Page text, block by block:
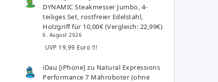
DYNAMIC Steakmesser Jumbo, 4-
teiliges Set, rostfreier Edelstahl,
Holzgriff für 10,00€ (Vergleich: 22,99€)
6. August 2026
UVP 19,99 Euro !!!
iDau [iPhone] zu Natural Expressions
Performance 7 Mähroboter (ohne